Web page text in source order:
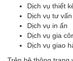
Dịch vụ thiết
Dịch vụ tư vấn
Dịch vụ in ấn
Dịch vụ gia
Dịch vụ giao